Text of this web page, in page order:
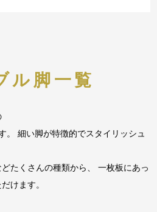
ブル脚一覧
。 細い脚が特徴的でスタイリッシュ
たくさんの種類から、 一枚板にあっ
けます。